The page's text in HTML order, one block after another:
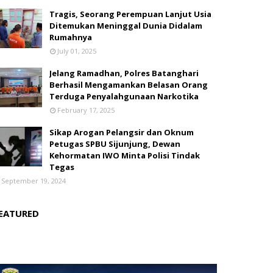
Tragis, Seorang Perempuan Lanjut Usia
Ditemukan Meninggal Dunia Didalam
Rumahnya
July 01, 2025
Jelang Ramadhan, Polres Batanghari
Berhasil Mengamankan Belasan Orang
Terduga Penyalahgunaan Narkotika
February 17, 2025
Sikap Arogan Pelangsir dan Oknum
Petugas SPBU Sijunjung, Dewan
Kehormatan IWO Minta Polisi Tindak
Tegas
September 19, 2024